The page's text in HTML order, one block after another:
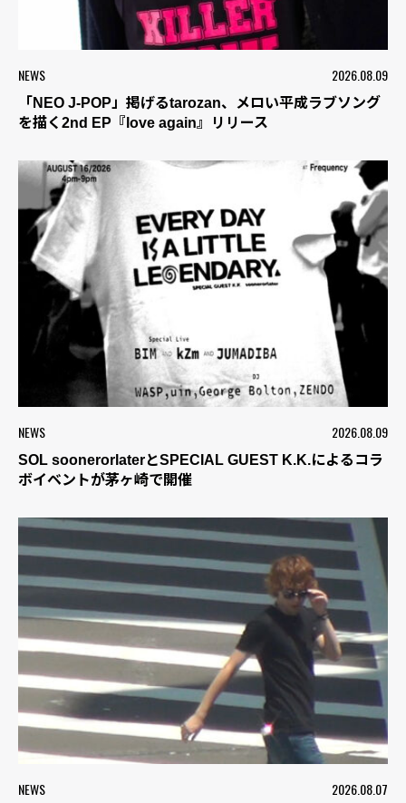
NEWS 2026.08.09
「NEO J-POP」掲げるtarozan、メロい平成ラブソング
を描く2nd EP『love again』リリース
NEWS 2026.08.09
SOL soonerorlaterとSPECIAL GUEST K.K.によるコラ
ボイベントが茅ヶ崎で開催
NEWS 2026.08.07